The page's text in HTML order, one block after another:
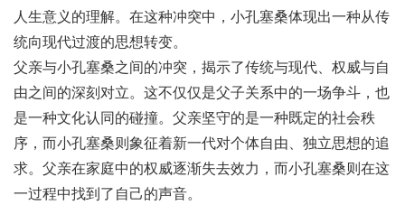
人生意义的理解。在这种冲突中，小孔塞桑体现出一种从传
统向现代过渡的思想转变。
父亲与小孔塞桑之间的冲突，揭示了传统与现代、权威与自
由之间的深刻对立。这不仅仅是父子关系中的一场争斗，也
是一种文化认同的碰撞。父亲坚守的是一种既定的社会秩
序，而小孔塞桑则象征着新一代对个体自由、独立思想的追
求。父亲在家庭中的权威逐渐失去效力，而小孔塞桑则在这
一过程中找到了自己的声音。